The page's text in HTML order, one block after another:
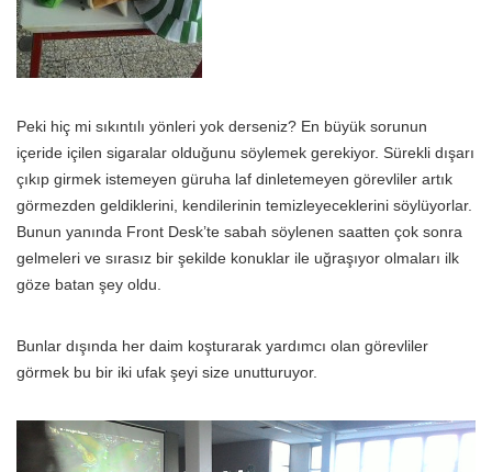
Peki hiç mi sıkıntılı yönleri yok derseniz? En büyük sorunun
içeride içilen sigaralar olduğunu söylemek gerekiyor. Sürekli dışarı
çıkıp girmek istemeyen güruha laf dinletemeyen görevliler artık
görmezden geldiklerini, kendilerinin temizleyeceklerini söylüyorlar.
Bunun yanında Front Desk’te sabah söylenen saatten çok sonra
gelmeleri ve sırasız bir şekilde konuklar ile uğraşıyor olmaları ilk
göze batan şey oldu.
Bunlar dışında her daim koşturarak yardımcı olan görevliler
görmek bu bir iki ufak şeyi size unutturuyor.